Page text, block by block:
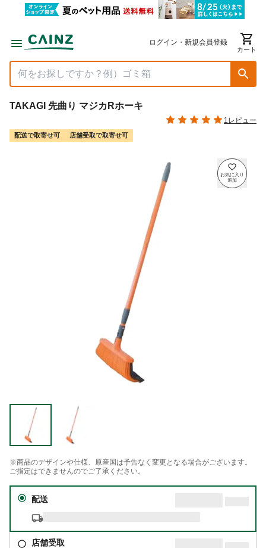
ログイン・新規会員登録
カート
TAKAGI 先曲り マジカRホーキ
1レビュー
配送で取寄せ可 店舗受取で取寄せ可
※商品のデザインや仕様、原産国は予告なく変更となる場合がございます。
ご指定はできませんのでご了承ください。
配送
店舗受取